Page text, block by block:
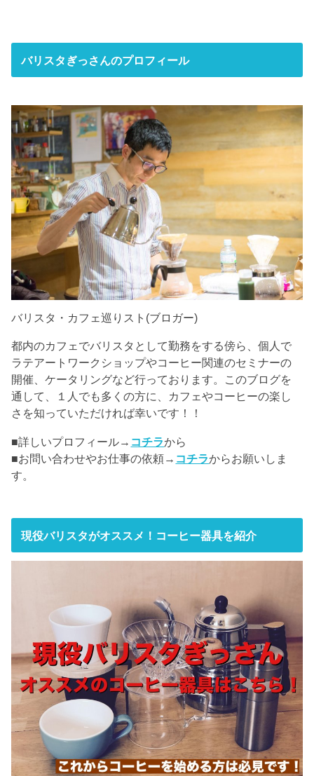
バリスタぎっさんのプロフィール
バリスタ・カフェ巡りスト(ブロガー)
都内のカフェでバリスタとして勤務をする傍ら、個人で
ラテアートワークショップやコーヒー関連のセミナーの
開催、ケータリングなど行っております。このブログを
通して、１人でも多くの方に、カフェやコーヒーの楽し
さを知っていただければ幸いです！！
■詳しいプロフィール→ コチラから
■お問い合わせやお仕事の依頼→ コチラからお願いしま
す。
現役バリスタがオススメ！コーヒー器具を紹介